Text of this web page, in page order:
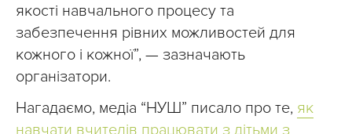
якості навчального процесу та
забезпечення рівних можливостей для
кожного і кожної”, — зазначають
організатори.
Нагадаємо, медіа “НУШ” писало про те, як